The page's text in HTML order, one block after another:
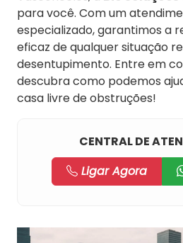
para você. Com um
especializado, garantimos a
eficaz de qualquer situação
desentupimento. Entre em
descubra como podemos
casa livre de obstruções!
CENTRAL DE
Ligar Agora